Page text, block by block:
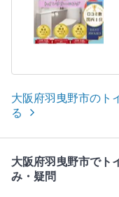
大阪府羽曳野市のト
る
大阪府羽曳野市でト
み・疑問